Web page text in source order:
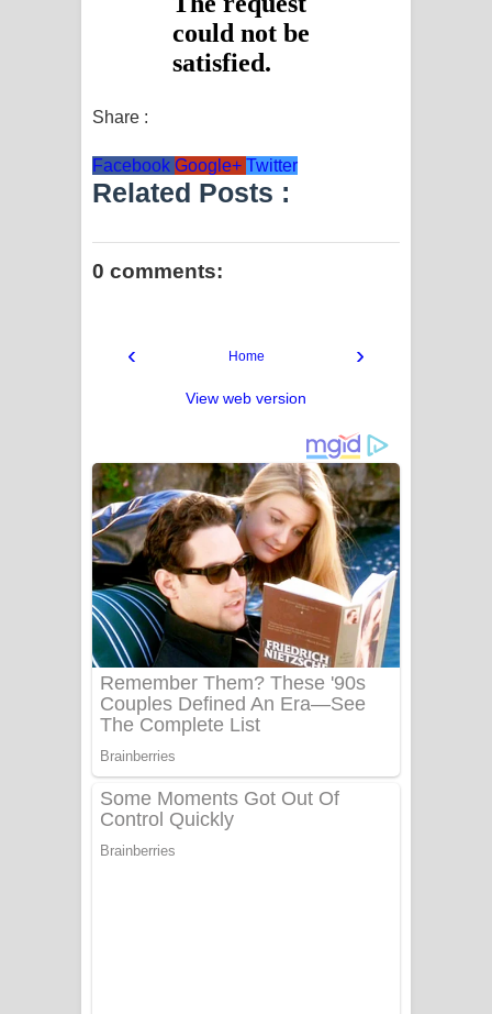
දන්නවාද මාව ගීතයේ පද පෙළ
Share :
Facebook Google+ Twitter
Related Posts :
0 comments:
‹ ›
Home
View web version